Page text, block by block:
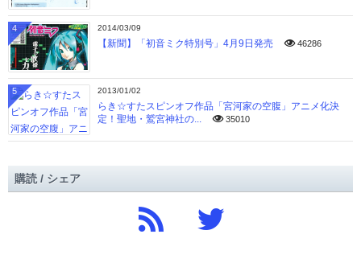
2014/03/09
【新聞】「初音ミク特別号」4月9日発売 46286
4
2013/01/02
らき☆すたスピンオフ作品「宮河家の空腹」アニメ化決
定！聖地・鷲宮神社の...
35010
5
購読 / シェア